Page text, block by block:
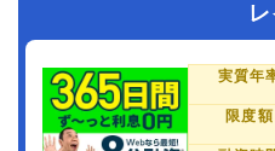
実質年
限度額